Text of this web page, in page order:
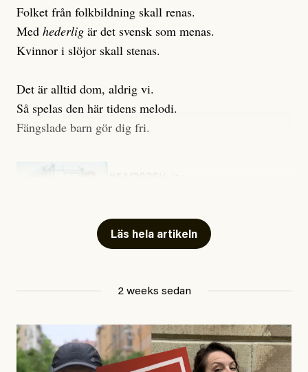
Folket från folkbildning skall renas.
Med hederlig är det svensk som menas.
Kvinnor i slöjor skall stenas.
Det är alltid dom, aldrig vi.
Så spelas den här tidens melodi.
Fängslade barn gör dig fri.
Läs hela artikeln
2 weeks sedan